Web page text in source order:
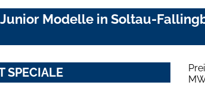
Modelle in Soltau-
SPECIALE